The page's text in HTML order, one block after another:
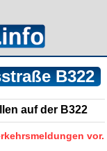
B322
auf der B322
vor.